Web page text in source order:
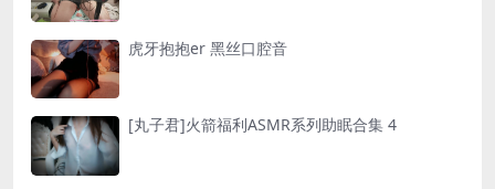
虎牙抱抱er 黑丝口腔音
[丸子君]火箭福利ASMR系列助眠合集 4